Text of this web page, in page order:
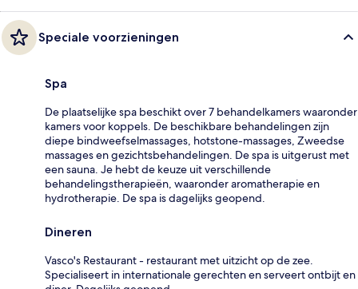
Speciale voorzieningen
Spa
De plaatselijke spa beschikt over 7 behandelkamers waaronder
kamers voor koppels. De beschikbare behandelingen zijn
diepe bindweefselmassages, hotstone-massages, Zweedse
massages en gezichtsbehandelingen. De spa is uitgerust met
een sauna. Je hebt de keuze uit verschillende
behandelingstherapieën, waaronder aromatherapie en
hydrotherapie. De spa is dagelijks geopend.
Dineren
Vasco's Restaurant - restaurant met uitzicht op de zee.
Specialiseert in internationale gerechten en serveert ontbijt en